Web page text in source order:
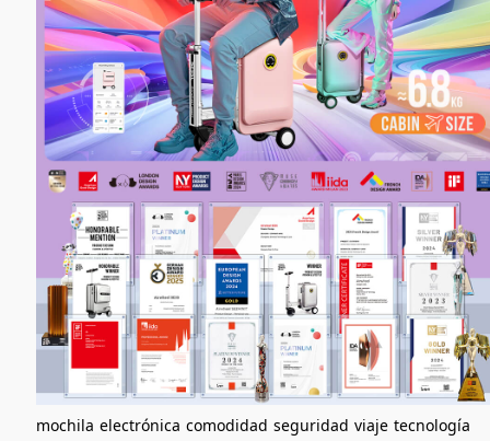
mochila electrónica comodidad seguridad viaje tecnología